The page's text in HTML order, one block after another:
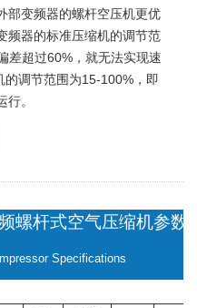
部变频器的螺杆空压机更优
频器的标准压缩机的调节范
差超过60%，就无法实现速
的调节范围为15-100%，即
。
螺杆式空气压缩机参数
Specifications